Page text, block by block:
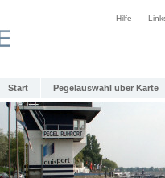
Hilfe
Start Pegelauswahl über Karte